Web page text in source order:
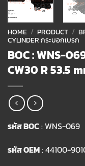
HOME / PRODUCT /
CYLINDER กระบอกเบรก
BOC : WNS-
CW30 R 53.5
รหัส BOC: WNS-069
รหัส OEM: 44100-